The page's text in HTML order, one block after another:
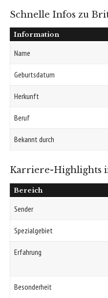
Schnelle Infos zu
Information
Name
Geburtsdatum
Herkunft
Beruf
Bekannt durch
Karriere-Highlights
Bereich
Sender
Spezialgebiet
Erfahrung
Besonderheit